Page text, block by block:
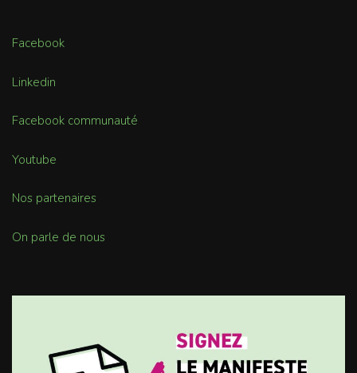
Facebook
Linkedin
Facebook communauté
Youtube
Nos partenaires
On parle de nous